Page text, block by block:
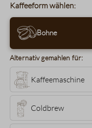
Kaffeeform wählen:
Bohne
Alternativ gemahlen für:
Kaffeemaschine
Coldbrew